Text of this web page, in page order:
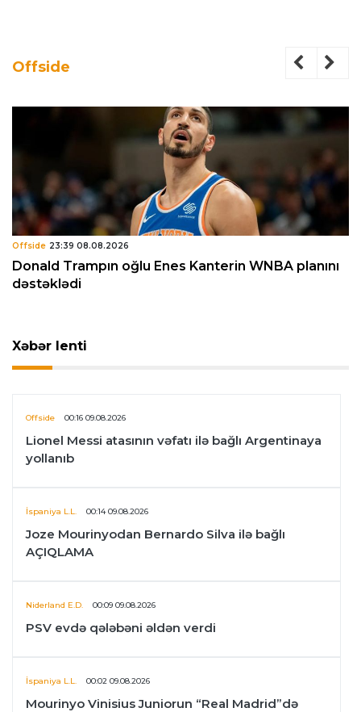
Offside
Offside 23:39 08.08.2026
Donald Trampın oğlu Enes Kanterin WNBA planını
dəstəklədi
Xəbər lenti
Offside 00:16 09.08.2026
Lionel Messi atasının vəfatı ilə bağlı Argentinaya
yollanıb
İspaniya L.L. 00:14 09.08.2026
Joze Mourinyodan Bernardo Silva ilə bağlı
AÇIQLAMA
Niderland E.D. 00:09 09.08.2026
PSV evdə qələbəni əldən verdi
İspaniya L.L. 00:02 09.08.2026
Mourinyo Vinisius Juniorun “Real Madrid”də